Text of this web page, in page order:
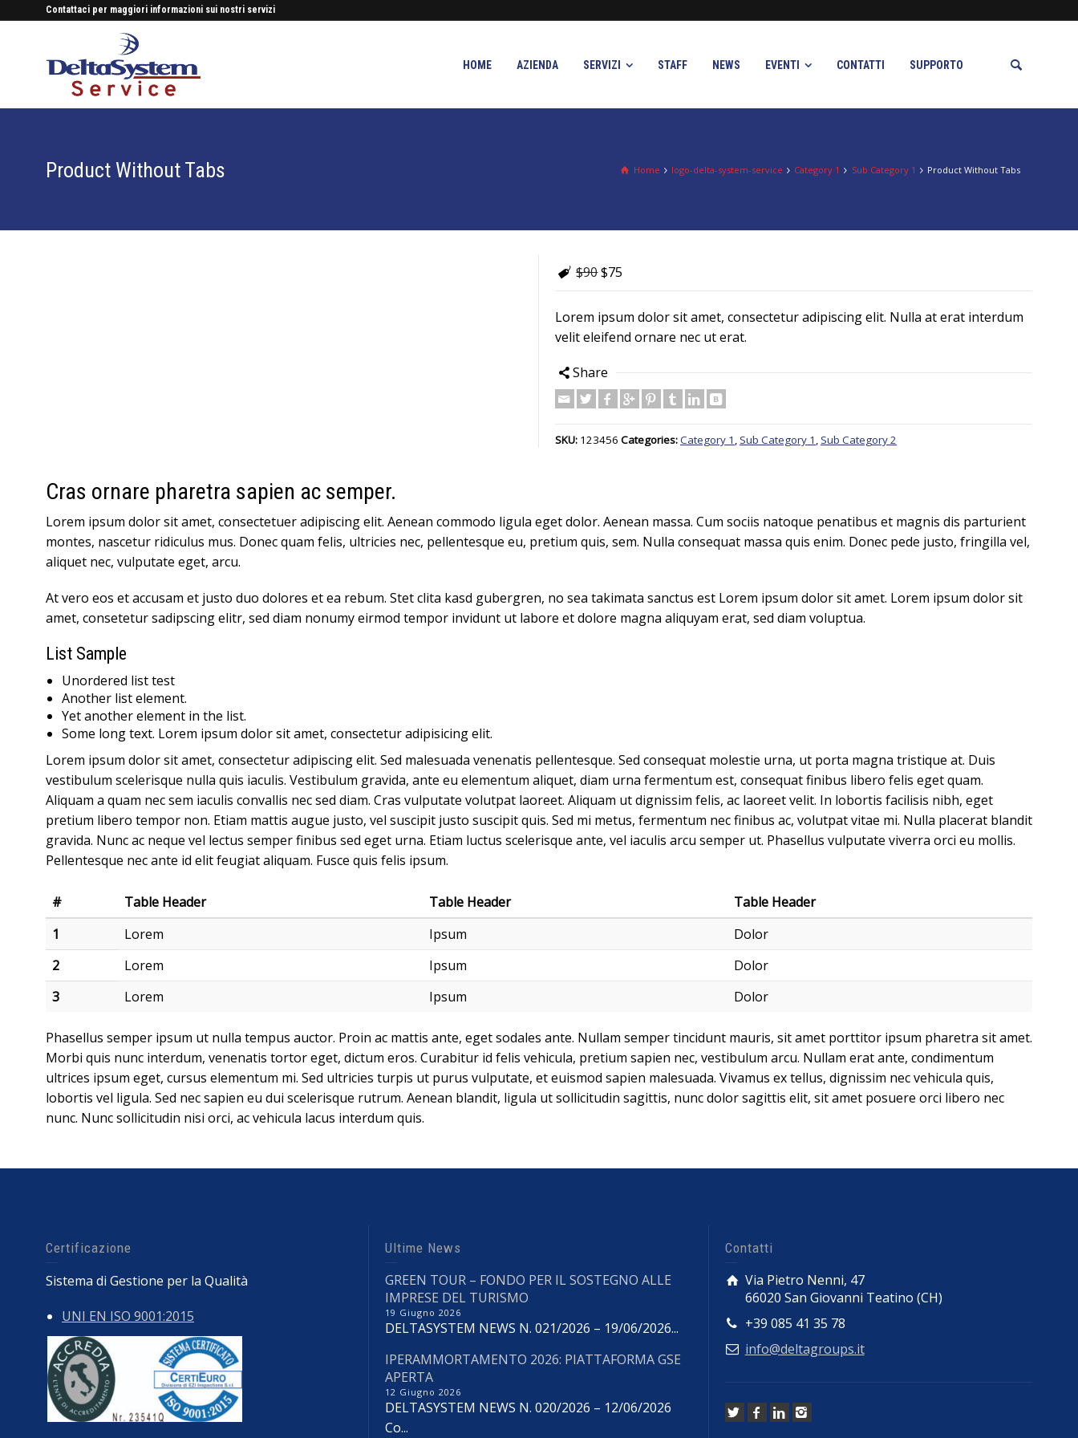
Contattaci per maggiori informazioni sui nostri servizi
HOME AZIENDA SERVIZI STAFF NEWS EVENTI CONTATTI SUPPORTO
Home logo-delta-system-service Category 1 Sub Category 1 Product Without Tabs
Product Without Tabs
$90$75
Lorem ipsum dolor sit amet, consectetur adipiscing elit. Nulla at erat interdum
velit eleifend ornare nec ut erat.
Share
SKU: 123456 Categories:Category 1 , Sub Category 1 , Sub Category 2
Cras ornare pharetra sapien ac semper.
Lorem ipsum dolor sit amet, consectetuer adipiscing elit. Aenean commodo ligula eget dolor. Aenean massa. Cum sociis natoque penatibus et magnis dis parturient
montes, nascetur ridiculus mus. Donec quam felis, ultricies nec, pellentesque eu, pretium quis, sem. Nulla consequat massa quis enim. Donec pede justo, fringilla vel,
aliquet nec, vulputate eget, arcu.
At vero eos et accusam et justo duo dolores et ea rebum. Stet clita kasd gubergren, no sea takimata sanctus est Lorem ipsum dolor sit amet. Lorem ipsum dolor sit
amet, consetetur sadipscing elitr, sed diam nonumy eirmod tempor invidunt ut labore et dolore magna aliquyam erat, sed diam voluptua.
List Sample
Unordered list test
Another list element.
Yet another element in the list.
Some long text. Lorem ipsum dolor sit amet, consectetur adipisicing elit.
Lorem ipsum dolor sit amet, consectetur adipiscing elit. Sed malesuada venenatis pellentesque. Sed consequat molestie urna, ut porta magna tristique at. Duis
vestibulum scelerisque nulla quis iaculis. Vestibulum gravida, ante eu elementum aliquet, diam urna fermentum est, consequat finibus libero felis eget quam.
Aliquam a quam nec sem iaculis convallis nec sed diam. Cras vulputate volutpat laoreet. Aliquam ut dignissim felis, ac laoreet velit. In lobortis facilisis nibh, eget
pretium libero tempor non. Etiam mattis augue justo, vel suscipit justo suscipit quis. Sed mi metus, fermentum nec finibus ac, volutpat vitae mi. Nulla placerat blandit
gravida. Nunc ac neque vel lectus semper finibus sed eget urna. Etiam luctus scelerisque ante, vel iaculis arcu semper ut. Phasellus vulputate viverra orci eu mollis.
Pellentesque nec ante id elit feugiat aliquam. Fusce quis felis ipsum.
# Table Header Table Header
Table Header
1
Lorem Ipsum
Dolor
2
Lorem Ipsum
Dolor
3
Lorem Ipsum Dolor
Phasellus semper ipsum ut nulla tempus auctor. Proin ac mattis ante, eget sodales ante. Nullam semper tincidunt mauris, sit amet porttitor ipsum pharetra sit amet.
Morbi quis nunc interdum, venenatis tortor eget, dictum eros. Curabitur id felis vehicula, pretium sapien nec, vestibulum arcu. Nullam erat ante, condimentum
ultrices ipsum eget, cursus elementum mi. Sed ultricies turpis ut purus vulputate, et euismod sapien malesuada. Vivamus ex tellus, dignissim nec vehicula quis,
lobortis vel ligula. Sed nec sapien eu dui scelerisque rutrum. Aenean blandit, ligula ut sollicitudin sagittis, nunc dolor sagittis elit, sit amet posuere orci libero nec
nunc. Nunc sollicitudin nisi orci, ac vehicula lacus interdum quis.
Certificazione
Sistema di Gestione per la Qualità
UNI EN ISO 9001:2015
Ultime News
GREEN TOUR – FONDO PER IL SOSTEGNO ALLE
IMPRESE DEL TURISMO
19 Giugno 2026
DELTASYSTEM NEWS N. 021/2026 – 19/06/2026...
IPERAMMORTAMENTO 2026: PIATTAFORMA GSE
APERTA
12 Giugno 2026
DELTASYSTEM NEWS N. 020/2026 – 12/06/2026
Co...
Contatti
Via Pietro Nenni, 47
66020 San Giovanni Teatino (CH)
+39 085 41 35 78
info@deltagroups.it